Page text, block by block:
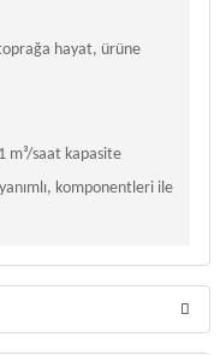
hayat, ürüne
m³/saat kapasite
komponentleri ile